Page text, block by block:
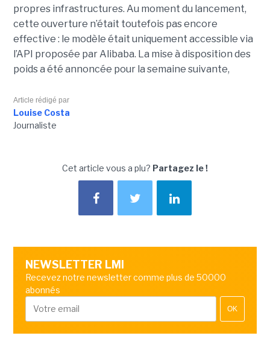
propres infrastructures. Au moment du lancement,
cette ouverture n’était toutefois pas encore
effective : le modèle était uniquement accessible via
l’API proposée par Alibaba. La mise à disposition des
poids a été annoncée pour la semaine suivante,
Article rédigé par
Louise Costa
Journaliste
Cet article vous a plu? Partagez le !
NEWSLETTER LMI
Recevez notre newsletter comme plus de 50000
abonnés
OK